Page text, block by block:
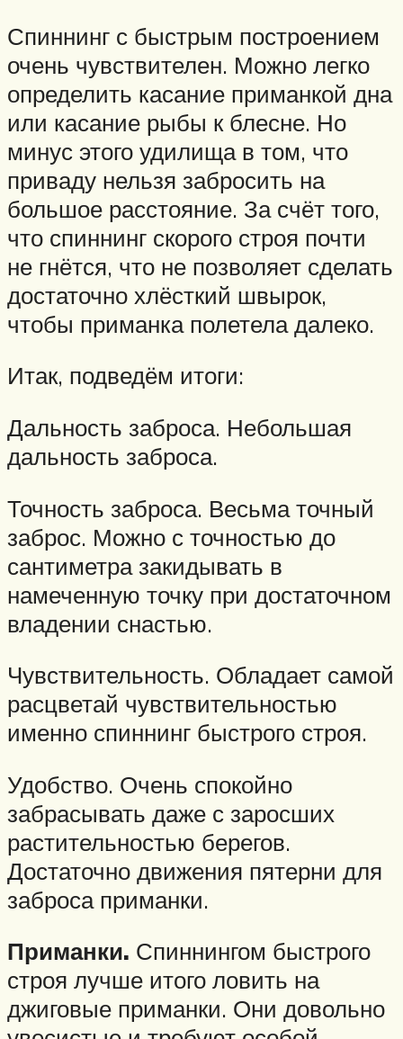
Спиннинг с быстрым построением
очень чувствителен. Можно легко
определить касание приманкой дна
или касание рыбы к блесне. Но
минус этого удилища в том, что
приваду нельзя забросить на
большое расстояние. За счёт того,
что спиннинг скорого строя почти
не гнётся, что не позволяет сделать
достаточно хлёсткий швырок,
чтобы приманка полетела далеко.
Итак, подведём итоги:
Дальность заброса. Небольшая
дальность заброса.
Точность заброса. Весьма точный
заброс. Можно с точностью до
сантиметра закидывать в
намеченную точку при достаточном
владении снастью.
Чувствительность. Обладает самой
расцветай чувствительностью
именно спиннинг быстрого строя.
Удобство. Очень спокойно
забрасывать даже с заросших
растительностью берегов.
Достаточно движения пятерни для
заброса приманки.
Приманки. Спиннингом быстрого
строя лучше итого ловить на
джиговые приманки. Они довольно